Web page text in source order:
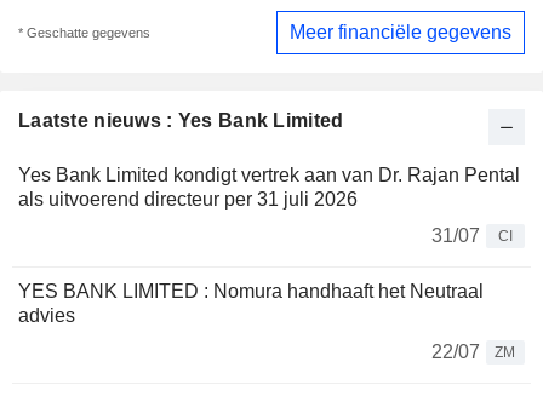
Laatste nieuws : Yes Bank Limited
Yes Bank Limited kondigt vertrek aan van Dr. Rajan Pental
als uitvoerend directeur per 31 juli 2026
31/07
CI
YES BANK LIMITED : Nomura handhaaft het Neutraal
advies
22/07
ZM
* Geschatte gegevens Meer financiële gegevens